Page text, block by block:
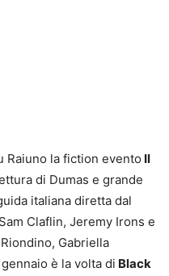
Raiuno la fiction evento Il
di Dumas e grande
italiana diretta dal
Claflin, Jeremy Irons e
Gabriella
è la volta di Black